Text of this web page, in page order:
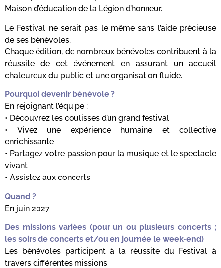
Maison d’éducation de la Légion d’honneur.
Le Festival ne serait pas le même sans l’aide précieuse
de ses bénévoles.
Chaque édition, de nombreux bénévoles contribuent à la
réussite de cet événement en assurant un accueil
chaleureux du public et une organisation fluide.
Pourquoi devenir bénévole ?
En rejoignant l’équipe :
• Découvrez les coulisses d’un grand festival
• Vivez une expérience humaine et collective
enrichissante
• Partagez votre passion pour la musique et le spectacle
vivant
• Assistez aux concerts
Quand ?
En juin 2027
Des missions variées (pour un ou plusieurs concerts ;
les soirs de concerts et/ou en journée le week-end)
Les bénévoles participent à la réussite du Festival à
travers différentes missions :